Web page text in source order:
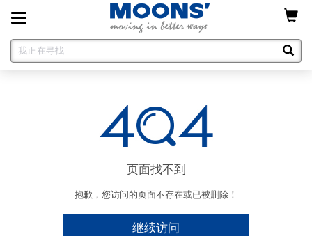
Toggle
navigation
页面找不到
抱歉，您访问的页面不存在或已被删除！
继续访问